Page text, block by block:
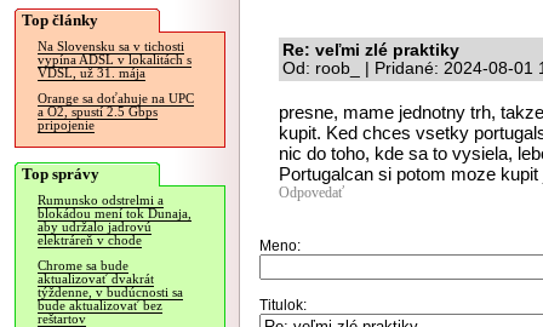
Top články
Na Slovensku sa v tichosti
vypína ADSL v lokalitách s
VDSL, už 31. mája
Orange sa doťahuje na UPC
a O2, spustí 2.5 Gbps
pripojenie
Top správy
Rumunsko odstrelmi a
blokádou mení tok Dunaja,
aby udržalo jadrovú
elektráreň v chode
Chrome sa bude
aktualizovať dvakrát
týždenne, v budúcnosti sa
bude aktualizovať bez
reštartov
Re: veľmi zlé praktiky
Od: roob_ | Pridané: 2024-08-01
presne, mame jednotny trh,
kupit. Ked chces vsetky
nic do toho, kde sa to vysiela,
Portugalcan si potom moze
Odpovedať
Meno:
Titulok: